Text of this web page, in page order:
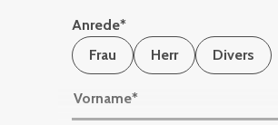
Anrede*
Frau
Herr Divers
Vorname*